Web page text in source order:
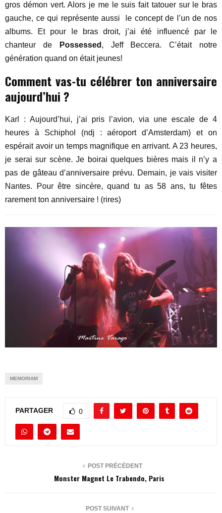
gros démon vert. Alors je me le suis fait tatouer sur le bras
gauche, ce qui représente aussi le concept de l’un de nos
albums. Et pour le bras droit, j’ai été influencé par le
chanteur de
Possessed , Jeff Beccera. C’était notre
génération quand on était jeunes!
Comment vas-tu célébrer ton anniversaire
aujourd’hui ?
Karl : Aujourd’hui, j’ai pris l’avion, via une escale de 4
heures à Schiphol (ndj : aéroport d’Amsterdam) et on
espérait avoir un temps magnifique en arrivant. A 23 heures,
je serai sur scène. Je boirai quelques bières mais il n’y a
pas de gâteau d’anniversaire prévu. Demain, je vais visiter
Nantes. Pour être sincère, quand tu as 58 ans, tu fêtes
rarement ton anniversaire ! (rires)
MEMORIAM
PARTAGER 0
POST PRÉCÉDENT
Monster Magnet Le Trabendo, Paris
POST SUIVANT